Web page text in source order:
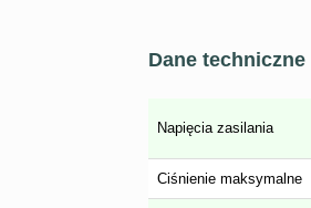
Dane techniczne
Napięcia zasilania
Ciśnienie maksymalne